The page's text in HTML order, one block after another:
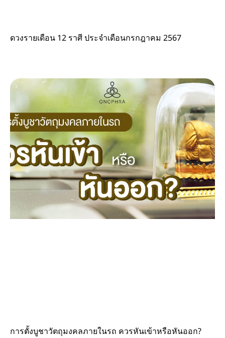
ดวงรายเดือน 12 ราศี ประจำเดือนกรกฎาคม 2567
การตั้งบูชาวัตถุมงคลภายในรถ ควรหันเข้าหรือหันออก?